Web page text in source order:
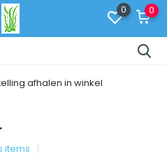
0 0
afhalen in winkel
items